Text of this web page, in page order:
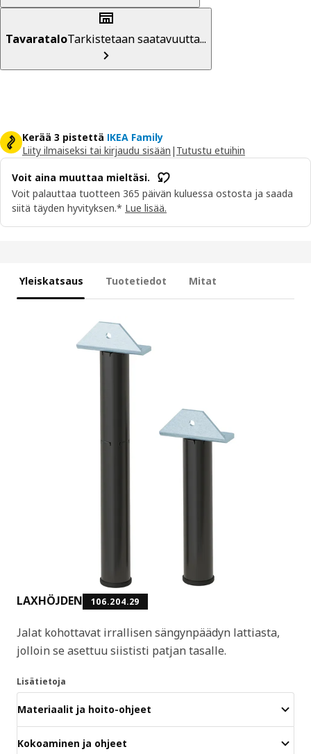
TavarataloTarkistetaan saatavuutta...
Kerää 3 pistettä IKEA Family
Liity ilmaiseksi tai kirjaudu sisään | Tutustu etuihin
Voit aina muuttaa mieltäsi.
Voit palauttaa tuotteen 365 päivän kuluessa ostosta ja saada
siitä täyden hyvityksen.* Lue lisää.
Yleiskatsaus Tuotetiedot Mitat
LAXHÖJDEN 106.204.29
Jalat kohottavat irrallisen sängynpäädyn lattiasta,
jolloin se asettuu siististi patjan tasalle.
Lisätietoja
Materiaalit ja hoito-ohjeet
Kokoaminen ja ohjeet